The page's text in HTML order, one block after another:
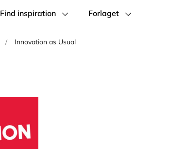
Find inspiration Forlaget
/ Innovation as Usual